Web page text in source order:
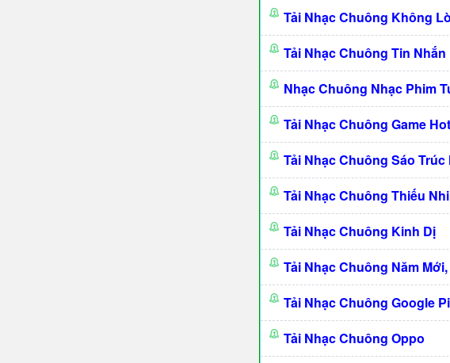
Tải Nhạc Chuông Không
Tải Nhạc Chuông Tin Nhắn
Nhạc Chuông Nhạc Phim
Tải Nhạc Chuông Game Hot
Tải Nhạc Chuông Sáo Trúc
Tải Nhạc Chuông Thiếu Nhi
Tải Nhạc Chuông Kinh Dị
Tải Nhạc Chuông Năm
Tải Nhạc Chuông Google
Tải Nhạc Chuông Oppo